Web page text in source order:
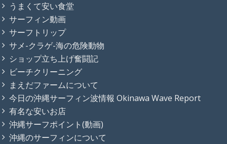
うまくて安い食堂
サーフィン動画
サーフトリップ
サメ-クラゲ-海の危険動物
ショップ立ち上げ奮闘記
ビーチクリーニング
まえだファームについて
今日の沖縄サーフィン波情報 Okinawa Wave Report
有名な安いお店
沖縄サーフポイント(動画)
沖縄のサーフィンについて